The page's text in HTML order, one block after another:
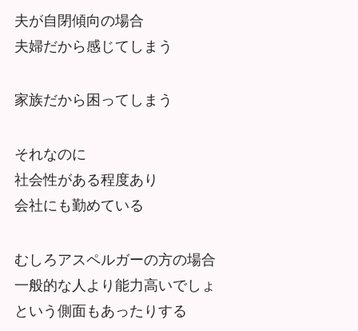
夫が自閉傾向の場合
夫婦だから感じてしまう
家族だから困ってしまう
それなのに
社会性がある程度あり
会社にも勤めている
むしろアスペルガーの方の場合
一般的な人より能力高いでしょ
という側面もあったりする